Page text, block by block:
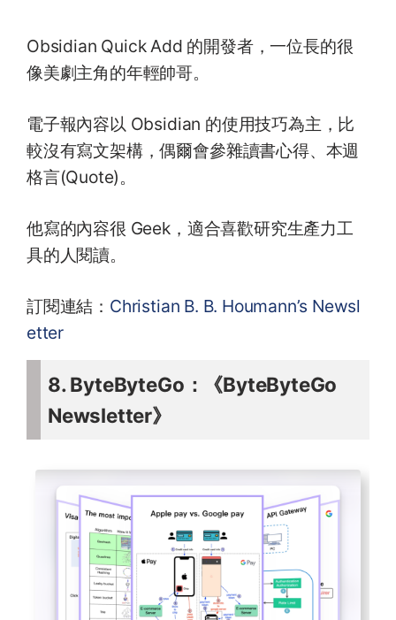
Obsidian Quick Add 的開發者，一位長的很
像美劇主角的年輕帥哥。
電子報內容以 Obsidian 的使用技巧為主，比
較沒有寫文架構，偶爾會參雜讀書心得、本週
格言(Quote)。
他寫的內容很 Geek，適合喜歡研究生產力工
具的人閱讀。
訂閱連結： Christian B. B. Houmann’s Newsl
etter
8. ByteByteGo：《ByteByteGo
Newsletter》